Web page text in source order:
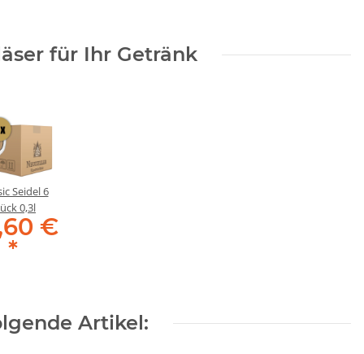
für Ihr Getränk
Seidel 6
0,3l
€
*
Artikel: